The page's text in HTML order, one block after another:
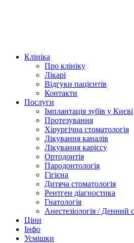
Клініка
Про клініку
Лікарі
Відгуки пацієнтів
Контакти
Послуги
Імплантація зубів у Києві
Протезування
Хірургічна стоматологія
Лікування каналів
Лікування карієсу
Ортодонтія
Пародонтологія
Гігієна
Дитяча стоматологія
Рентген діагностика
Гнатологія
Анестезіологія / Денний
Ціни
Інфо
Усмішки